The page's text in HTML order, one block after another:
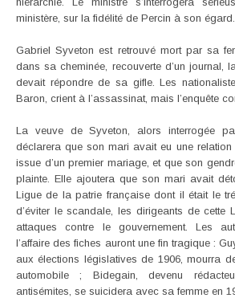
ministère, sur la fidélité de Percin à son égard.
Gabriel Syveton est retrouvé mort par sa
dans sa cheminée, recouverte d’un journal,
devait répondre de sa gifle. Les
Baron, crient à l’assassinat, mais l’enquête
La veuve de Syveton, alors interrogée
déclarera que son mari avait eu une
issue d’un premier mariage, et que son
plainte. Elle ajoutera que son mari avait
Ligue de la patrie française dont il était le
d’éviter le scandale, les dirigeants de cette
attaques contre le gouvernement. Les
l’affaire des fiches auront une fin tragique :
aux élections législatives de 1906, mourra
automobile ; Bidegain, devenu
antisémites, se suicidera avec sa femme en